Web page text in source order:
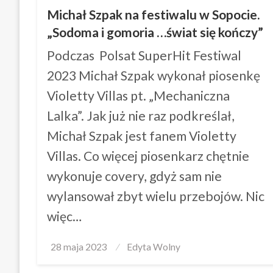
Michał Szpak na festiwalu w Sopocie.
„Sodoma i gomoria …świat się kończy”
Podczas Polsat SuperHit Festiwal
2023 Michał Szpak wykonał piosenkę
Violetty Villas pt. „Mechaniczna
Lalka”. Jak już nie raz podkreślał,
Michał Szpak jest fanem Violetty
Villas. Co więcej piosenkarz chętnie
wykonuje covery, gdyż sam nie
wylansował zbyt wielu przebojów. Nic
więc…
Posted
28 maja 2023 Edyta Wolny